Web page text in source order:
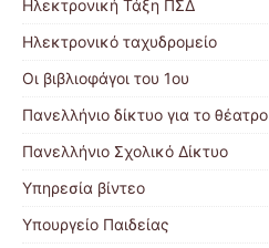
Ηλεκτρονική Τάξη ΠΣΔ
Ηλεκτρονικό ταχυδρομείο
Οι βιβλιοφάγοι του 1ου
Πανελλήνιο δίκτυο για το
Πανελλήνιο Σχολικό Δίκτυο
Υπηρεσία βίντεο
Υπουργείο Παιδείας